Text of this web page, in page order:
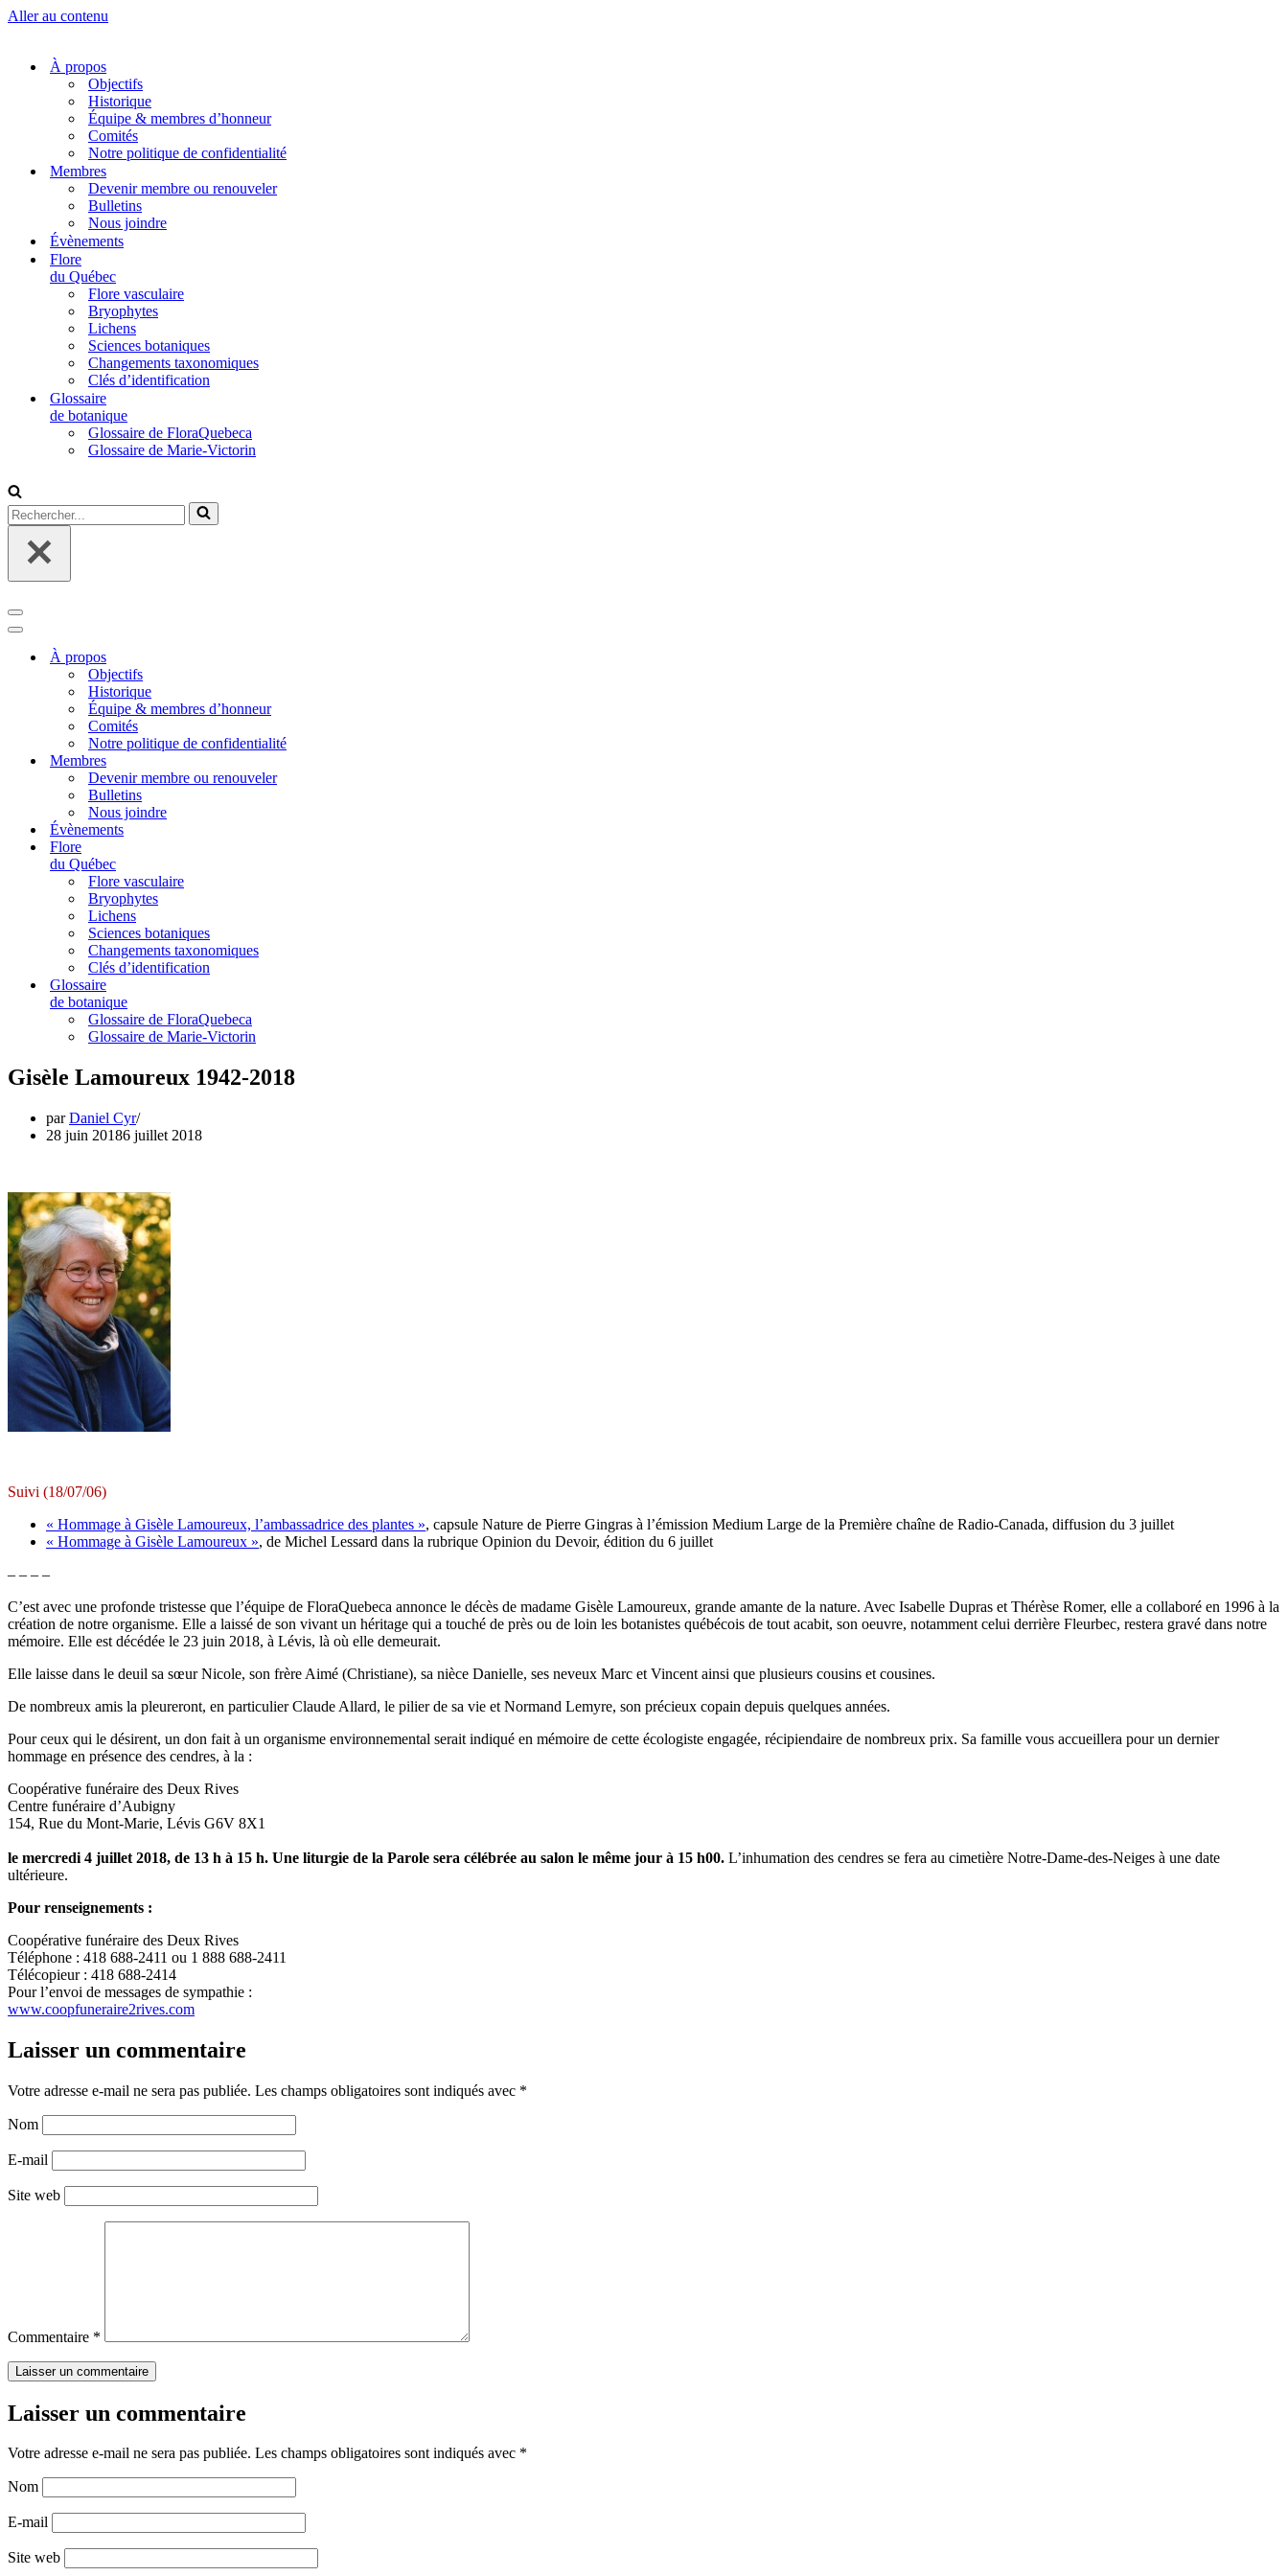
Aller au contenu
À propos
Objectifs
Historique
Équipe & membres d’honneur
Comités
Notre politique de confidentialité
Membres
Devenir membre ou renouveler
Bulletins
Nous joindre
Évènements
Flore
du Québec
Flore vasculaire
Bryophytes
Lichens
Sciences botaniques
Changements taxonomiques
Clés d’identification
Glossaire
de botanique
Glossaire de FloraQuebeca
Glossaire de Marie-Victorin
Rechercher...
Menu
de
navigation
Menu
navigationÀ propos
Objectifs
Historique
Équipe & membres d’honneur
Comités
Notre politique de confidentialité
Membres
Devenir membre ou renouveler
Bulletins
Nous joindre
Évènements
Flore
du Québec
Flore vasculaire
Bryophytes
Lichens
Sciences botaniques
Changements taxonomiques
Clés d’identification
Glossaire
de botanique
Glossaire de FloraQuebeca
Glossaire de Marie-Victorin
Gisèle Lamoureux 1942-2018
parDaniel Cyr
28 juin 20186 juillet 2018
Suivi (18/07/06)
« Hommage à Gisèle Lamoureux, l’ambassadrice des plantes », capsule Nature de Pierre Gingras à l’émission Medium Large de la Première chaîne de Radio-Canada, diffusion du 3 juillet
« Hommage à Gisèle Lamoureux », de Michel Lessard dans la rubrique Opinion du Devoir, édition du 6 juillet
– – – –
C’est avec une profonde tristesse que l’équipe de FloraQuebeca annonce le décès de madame Gisèle Lamoureux, grande amante de la nature. Avec Isabelle Dupras et Thérèse Romer, elle a collaboré en 1996 à la
création de notre organisme. Elle a laissé de son vivant un héritage qui a touché de près ou de loin les botanistes québécois de tout acabit, son oeuvre, notamment celui derrière Fleurbec, restera gravé dans notre
mémoire. Elle est décédée le 23 juin 2018, à Lévis, là où elle demeurait.
Elle laisse dans le deuil sa sœur Nicole, son frère Aimé (Christiane), sa nièce Danielle, ses neveux Marc et Vincent ainsi que plusieurs cousins et cousines.
De nombreux amis la pleureront, en particulier Claude Allard, le pilier de sa vie et Normand Lemyre, son précieux copain depuis quelques années.
Pour ceux qui le désirent, un don fait à un organisme environnemental serait indiqué en mémoire de cette écologiste engagée, récipiendaire de nombreux prix. Sa famille vous accueillera pour un dernier
hommage en présence des cendres, à la :
Coopérative funéraire des Deux Rives
Centre funéraire d’Aubigny
154, Rue du Mont-Marie, Lévis G6V 8X1
le mercredi 4 juillet 2018, de 13 h à 15 h. Une liturgie de la Parole sera célébrée au salon le même jour à 15 h00. L’inhumation des cendres se fera au cimetière Notre-Dame-des-Neiges à une date
ultérieure.
Pour renseignements :
Coopérative funéraire des Deux Rives
Téléphone : 418 688-2411 ou 1 888 688-2411
Télécopieur : 418 688-2414
Pour l’envoi de messages de sympathie :
www.coopfuneraire2rives.com
Laisser un commentaire
Votre adresse e-mail ne sera pas publiée. Les champs obligatoires sont indiqués avec *
Nom
E-mail
Site web
Commentaire *
Laisser un commentaire
Votre adresse e-mail ne sera pas publiée. Les champs obligatoires sont indiqués avec *
Nom
E-mail
Site web